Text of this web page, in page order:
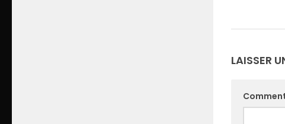
LAISSER